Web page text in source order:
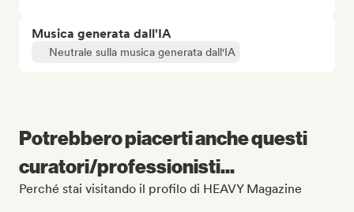
Musica generata dall'IA
Neutrale sulla musica generata dall'IA
Potrebbero piacerti anche questi
curatori/professionisti...
Perché stai visitando il profilo di HEAVY Magazine